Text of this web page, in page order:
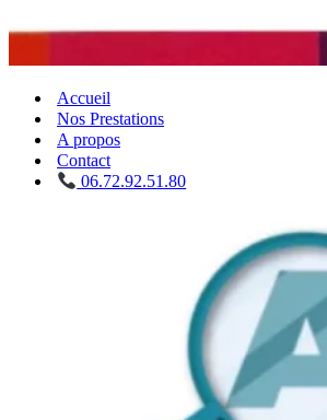
Accueil
Nos Prestations
A propos
Contact
06.72.92.51.80